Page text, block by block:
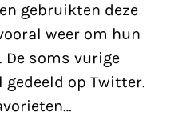
gebruikten deze
weer om hun
De soms vurige
gedeeld op Twitter.